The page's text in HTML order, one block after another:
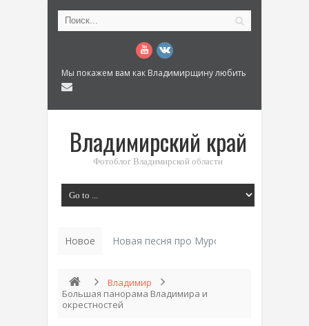
Мы покажем вам как Владимирщину любить
Владимирский край
Фотоблог Владимирской области
Новое Новая песня про Муром: «Былинный
Владимир
Большая панорама Владимира и
окрестностей